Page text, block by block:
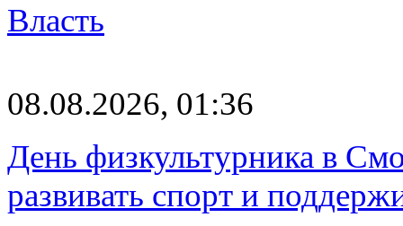
Власть
08.08.2026, 01:36
День физкультурника в
развивать спорт и